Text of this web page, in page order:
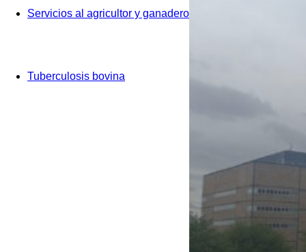
Servicios al agricultor y ganadero
Tuberculosis bovina